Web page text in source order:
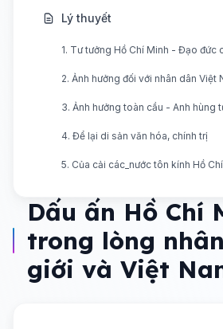
Lý thuyết
1. Tư tưởng Hồ Chí Minh - Đạo đức
2. Ảnh hưởng đối với nhân dân Việt
3. Ảnh hưởng toàn cầu - Anh hùng
4. Để lại di sản văn hóa, chính trị
5. Của cải các_nước tôn kính Hồ
Dấu ấn Hồ Chí
trong lòng
giới và Việt